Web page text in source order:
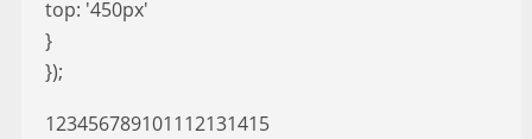
top: '450px'
}
});
123456789101112131415